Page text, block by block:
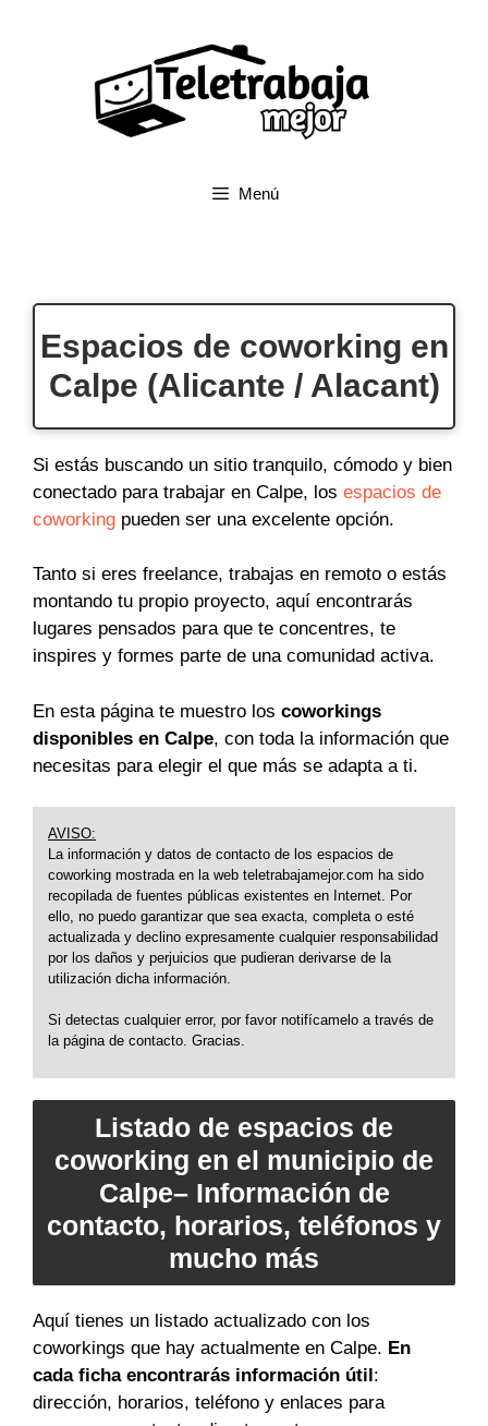
Menú
Espacios de coworking en
Calpe (Alicante / Alacant)
Si estás buscando un sitio tranquilo, cómodo y bien
conectado para trabajar en Calpe, los espacios de
coworking pueden ser una excelente opción.
Tanto si eres freelance, trabajas en remoto o estás
montando tu propio proyecto, aquí encontrarás
lugares pensados para que te concentres, te
inspires y formes parte de una comunidad activa.
En esta página te muestro los coworkings
disponibles en Calpe, con toda la información que
necesitas para elegir el que más se adapta a ti.
AVISO:
La información y datos de contacto de los espacios de
coworking mostrada en la web teletrabajamejor.com ha sido
recopilada de fuentes públicas existentes en Internet. Por
ello, no puedo garantizar que sea exacta, completa o esté
actualizada y declino expresamente cualquier responsabilidad
por los daños y perjuicios que pudieran derivarse de la
utilización dicha información.
Si detectas cualquier error, por favor notifícamelo a través de
la página de contacto. Gracias.
Listado de espacios de
coworking en el municipio de
Calpe– Información de
contacto, horarios, teléfonos y
mucho más
Aquí tienes un listado actualizado con los
coworkings que hay actualmente en Calpe. En
cada ficha encontrarás información útil:
dirección, horarios, teléfono y enlaces para